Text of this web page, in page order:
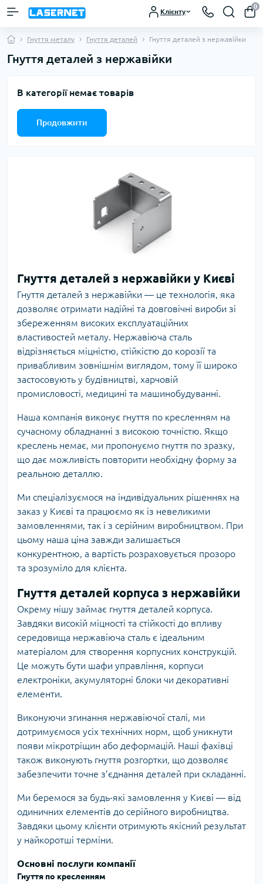
Клієнту
0
Гнуття металу Гнуття деталей Гнуття деталей з нержавійки
Гнуття деталей з нержавійки
В категорії немає товарів
Продовжити
Гнуття деталей з нержавійки у Києві
Гнуття деталей з нержавійки — це технологія, яка
дозволяє отримати надійні та довговічні вироби зі
збереженням високих експлуатаційних
властивостей металу. Нержавіюча сталь
відрізняється міцністю, стійкістю до корозії та
привабливим зовнішнім виглядом, тому її широко
застосовують у будівництві, харчовій
промисловості, медицині та машинобудуванні.
Наша компанія виконує гнуття по кресленням на
сучасному обладнанні з високою точністю. Якщо
креслень немає, ми пропонуємо гнуття по зразку,
що дає можливість повторити необхідну форму за
реальною деталлю.
Ми спеціалізуємося на індивідуальних рішеннях на
заказ у Києві та працюємо як із невеликими
замовленнями, так і з серійним виробництвом. При
цьому наша ціна завжди залишається
конкурентною, а вартість розраховується прозоро
та зрозуміло для клієнта.
Гнуття деталей корпуса з нержавійки
Окрему нішу займає гнуття деталей корпуса.
Завдяки високій міцності та стійкості до впливу
середовища нержавіюча сталь є ідеальним
матеріалом для створення корпусних конструкцій.
Це можуть бути шафи управління, корпуси
електроніки, акумуляторні блоки чи декоративні
елементи.
Виконуючи згинання нержавіючої сталі, ми
дотримуємося усіх технічних норм, щоб уникнути
появи мікротріщин або деформацій. Наші фахівці
також виконують гнуття розгортки, що дозволяє
забезпечити точне з’єднання деталей при складанні.
Ми беремося за будь-які замовлення у Києві — від
одиничних елементів до серійного виробництва.
Завдяки цьому клієнти отримують якісний результат
у найкоротші терміни.
Основні послуги компанії
Гнуття по кресленням